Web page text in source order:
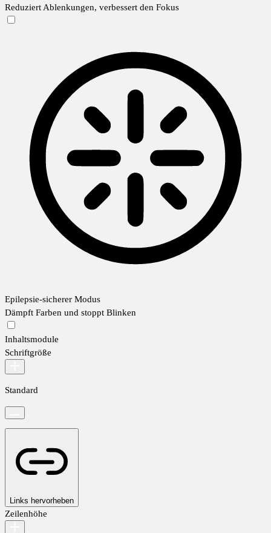
Reduziert Ablenkungen, verbessert den Fokus
Epilepsie-sicherer Modus
Dämpft Farben und stoppt Blinken
Inhaltsmodule
Schriftgröße
Standard
Links hervorheben
Zeilenhöhe